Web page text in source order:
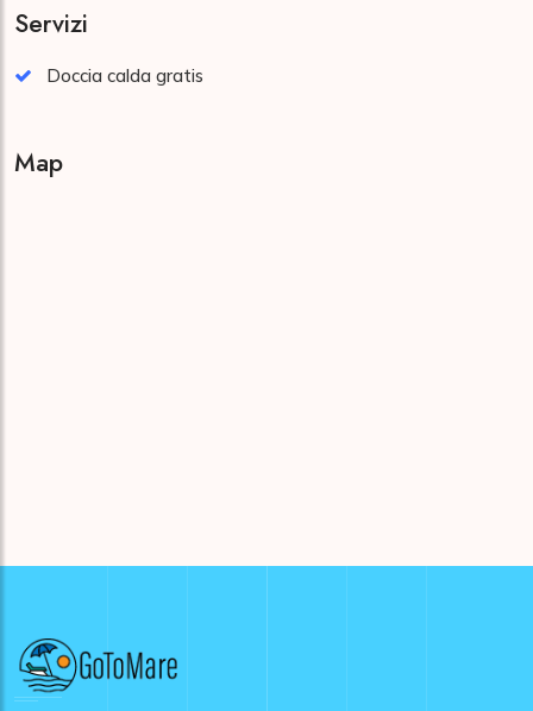
Servizi
Doccia calda gratis
Map